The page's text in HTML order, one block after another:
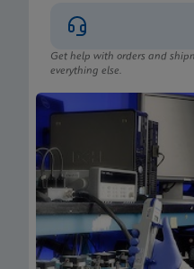
Get help with orders and
everything else.